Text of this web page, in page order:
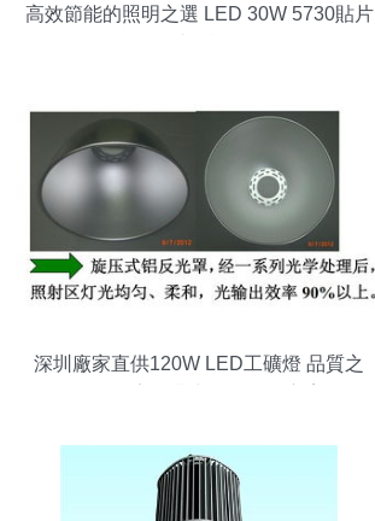
高效節能的照明之選 LED 30W 5730貼片
深圳廠家直供120W LED工礦燈 品質之